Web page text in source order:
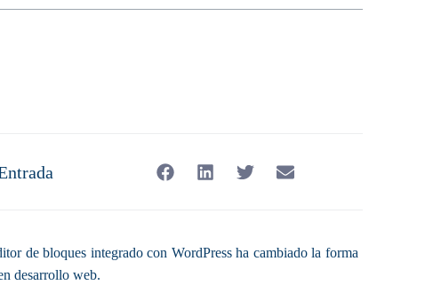
de bloques integrado con WordPress ha cambiado la forma
desarrollo web.